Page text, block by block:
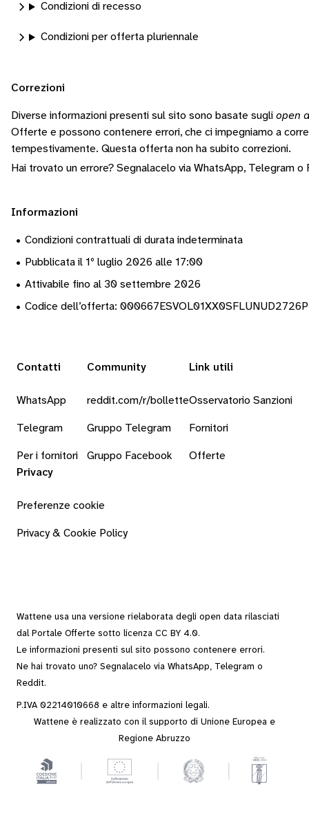
Condizioni di recesso
Condizioni per offerta pluriennale
Correzioni
Diverse informazioni presenti sul sito sono basate sugli open
Offerte e possono contenere errori, che ci impegniamo a
tempestivamente. Questa offerta non ha subito correzioni.
Hai trovato un errore? Segnalacelo via WhatsApp, Telegram o
Informazioni
• Condizioni contrattuali di durata indeterminata
• Pubblicata il 1º luglio 2026 alle 17:00
• Attivabile fino al 30 settembre 2026
• Codice dell’offerta:
Contatti
WhatsApp
Telegram
Per i fornitori
Community
reddit.com/r/bollette
Gruppo Telegram
Gruppo Facebook
Link utili
Osservatorio Sanzioni
Fornitori
Offerte
Privacy
Preferenze cookie
Privacy & Cookie Policy
Wattene usa una versione rielaborata degli open data rilasciati
dal Portale Offerte sotto licenza CC BY 4.0.
Le informazioni presenti sul sito possono contenere errori.
Ne hai trovato uno? Segnalacelo via WhatsApp, Telegram o
Reddit.
P.IVA 02214010668 e altre informazioni legali.
Wattene è realizzato con il supporto di Unione Europea e
Regione Abruzzo